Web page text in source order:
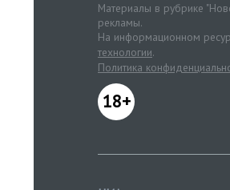
Материалы в рубрике
рекламы.
На информационном
технологии.
Политика
18+